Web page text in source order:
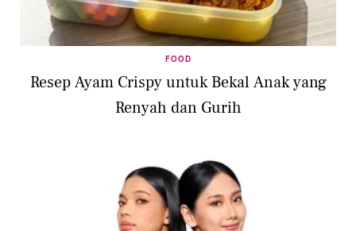
FOOD
Resep Ayam Crispy untuk Bekal Anak yang
Renyah dan Gurih